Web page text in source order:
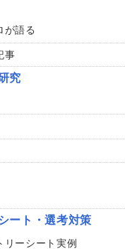
が語る
事
究
ート・選考対策
リーシート実例